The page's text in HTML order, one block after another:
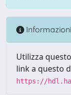
Informazioni
Utilizza
link a questo
https://